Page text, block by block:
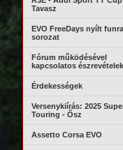
Tavasz
EVO FreeDays nyílt
sorozat
Fórum működésével
kapcsolatos észrevételek
Érdekességek
Versenykiírás: 2025
Touring - Ősz
Assetto Corsa EVO